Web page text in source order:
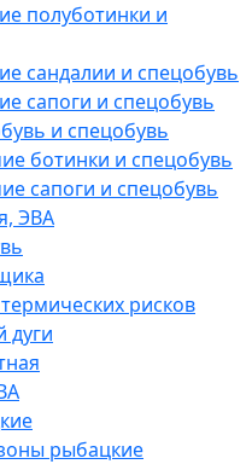
полуботинки и
сандалии и спецобувь
сапоги и спецобувь
и спецобувь
ботинки и спецобувь
сапоги и спецобувь
ЭВА
рисков
дуги
рыбацкие